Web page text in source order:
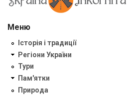
Меню
Історія і традиції
Регіони України
Тури
Пам'ятки
Природа